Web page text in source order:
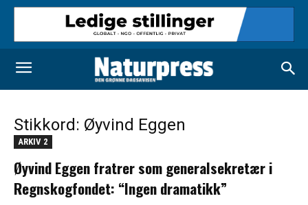
Stikkord: Øyvind Eggen
ARKIV 2
Øyvind Eggen fratrer som generalsekretær i
Regnskogfondet: “Ingen dramatikk”